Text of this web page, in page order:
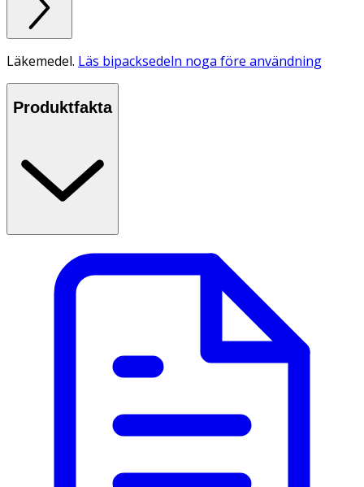
Läkemedel. Läs bipacksedeln noga före användning
Produktfakta